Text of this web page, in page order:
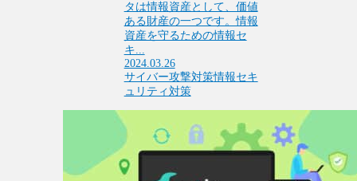
タは情報資産として、価値
ある財産の一つです。情報
資産を守るための情報セ
キ...
2024.03.26
サイバー攻撃対策情報セキ
ュリティ対策